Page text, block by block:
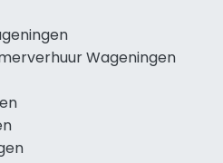
Wageningen